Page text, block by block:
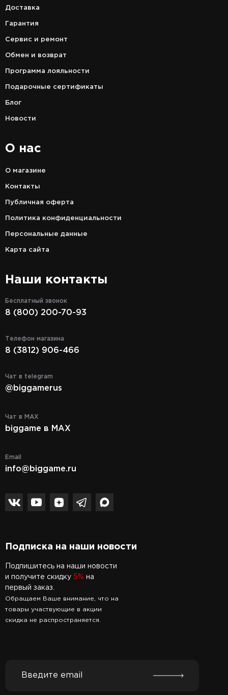
Доставка
Гарантия
Сервис и ремонт
Обмен и возврат
Программа лояльности
Подарочные сертификаты
Блог
Новости
О нас
О магазине
Контакты
Публичная оферта
Политика конфиденциальности
Персональные данные
Карта сайта
Наши контакты
Бесплатный звонок
8 (800) 200-70-93
Телефон магазина
8 (3812) 906-466
Чат в telegram
@biggamerus
Чат в MAX
biggame в MAX
Email
info@biggame.ru
Подписка на наши новости
Подпишитесь на наши новости
и получите скидку 5% на
первый заказ.
Обращаем Ваше внимание, что на
товары участвующие в акции
скидка не распространяется.